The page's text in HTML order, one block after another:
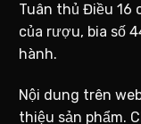
Tuân thủ Điều 16
của rượu, bia số
hành.
Nội dung trên
thiệu sản phẩm.